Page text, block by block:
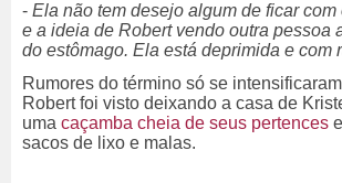
- Ela não tem desejo algum de ficar com
e a ideia de Robert vendo outra pessoa
do estômago. Ela está deprimida e com
Rumores do término só se
Robert foi visto deixando a casa de
uma caçamba cheia de seus pertences
sacos de lixo e malas.